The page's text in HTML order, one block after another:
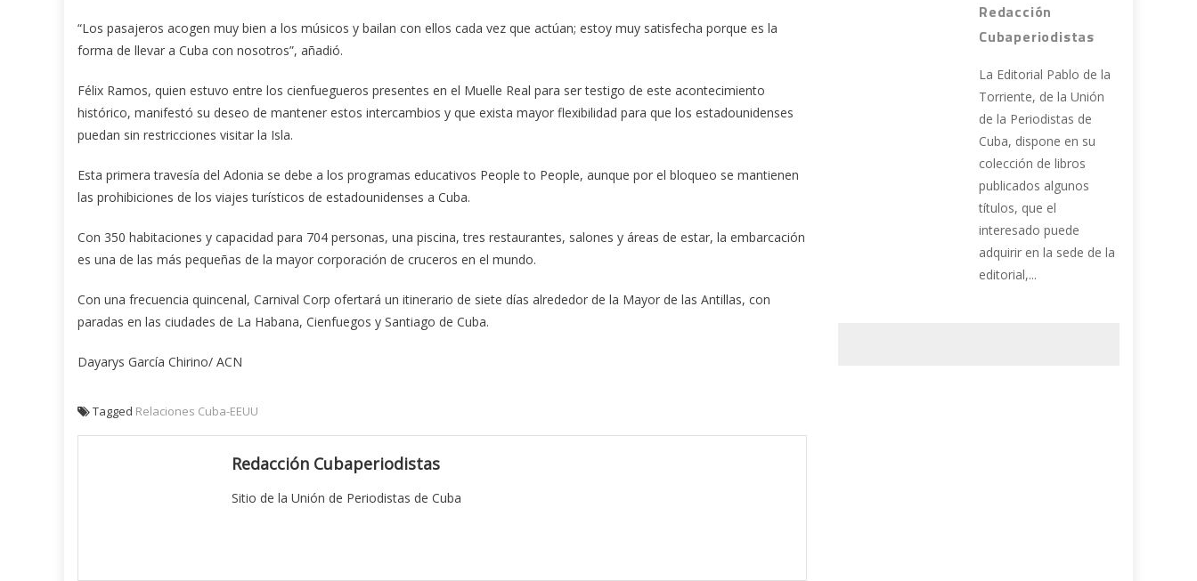
“Los pasajeros acogen muy bien a los músicos y bailan con ellos cada vez que actúan; estoy muy satisfecha porque es la
forma de llevar a Cuba con nosotros”, añadió.
Félix Ramos, quien estuvo entre los cienfuegueros presentes en el Muelle Real para ser testigo de este acontecimiento
histórico, manifestó su deseo de mantener estos intercambios y que exista mayor flexibilidad para que los estadounidenses
puedan sin restricciones visitar la Isla.
Esta primera travesía del Adonia se debe a los programas educativos People to People, aunque por el bloqueo se mantienen
las prohibiciones de los viajes turísticos de estadounidenses a Cuba.
Con 350 habitaciones y capacidad para 704 personas, una piscina, tres restaurantes, salones y áreas de estar, la embarcación
es una de las más pequeñas de la mayor corporación de cruceros en el mundo.
Con una frecuencia quincenal, Carnival Corp ofertará un itinerario de siete días alrededor de la Mayor de las Antillas, con
paradas en las ciudades de La Habana, Cienfuegos y Santiago de Cuba.
Dayarys García Chirino/ ACN
Tagged Relaciones Cuba-EEUU
Redacción Cubaperiodistas
Sitio de la Unión de Periodistas de Cuba
Redacción
Cubaperiodistas
La Editorial Pablo de la
Torriente, de la Unión
de la Periodistas de
Cuba, dispone en su
colección de libros
publicados algunos
títulos, que el
interesado puede
adquirir en la sede de la
editorial,...